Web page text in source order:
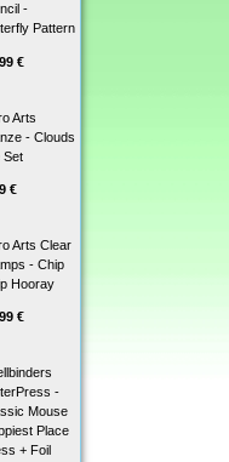
-
Pattern
€
Arts
- Clouds
Set
€
Arts Clear
- Chip
Hooray
€
-
Mouse
Place
+ Foil